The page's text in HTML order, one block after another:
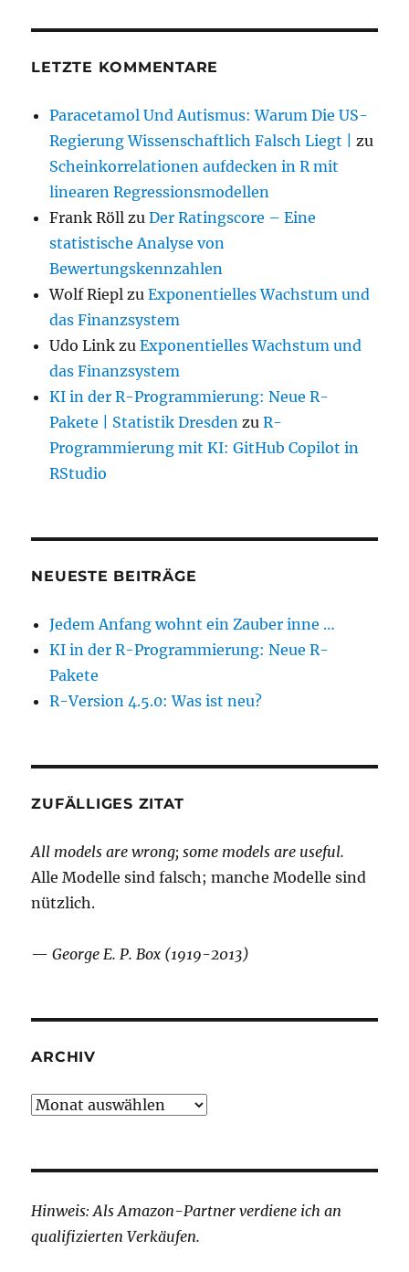
LETZTE KOMMENTARE
Paracetamol Und Autismus: Warum Die US-
Regierung Wissenschaftlich Falsch Liegt |
zu
Scheinkorrelationen aufdecken in R mit
linearen Regressionsmodellen
Frank Röll zuDer Ratingscore – Eine
statistische Analyse von
Bewertungskennzahlen
Wolf Riepl zuExponentielles Wachstum und
das Finanzsystem
Udo Link zuExponentielles Wachstum und
das Finanzsystem
KI in der R-Programmierung: Neue R-
Pakete | Statistik Dresden zuR-
Programmierung mit KI: GitHub Copilot in
RStudio
NEUESTE BEITRÄGE
Jedem Anfang wohnt ein Zauber inne …
KI in der R-Programmierung: Neue R-
Pakete
R-Version 4.5.0: Was ist neu?
ZUFÄLLIGES ZITAT
All models are wrong; some models are useful.
Alle Modelle sind falsch; manche Modelle sind
nützlich.
—George E. P. Box (1919-2013)
ARCHIV
Archiv
Hinweis: Als Amazon-Partner verdiene ich an
qualifizierten Verkäufen.